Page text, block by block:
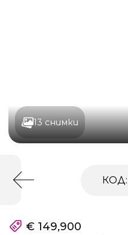
13 снимки
КОД:
€ 149,900